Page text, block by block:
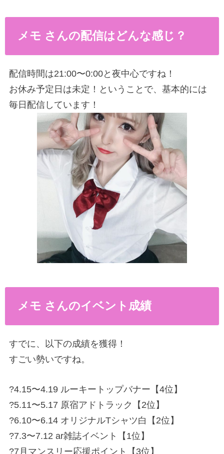
メモ さんの配信はどんな感じ？
配信時間は21:00〜0:00と夜中心ですね！
お休み予定日は未定！ということで、基本的には
毎日配信しています！
メモ さんのイベント成績
すでに、以下の成績を獲得！
すごい勢いですね。
?4.15〜4.19 ルーキートップバナー【4位】
?5.11〜5.17 原宿アドトラック【2位】
?6.10〜6.14 オリジナルTシャツ白【2位】
?7.3〜7.12 ar雑誌イベント【1位】
?7月マンスリー応援ポイント【3位】